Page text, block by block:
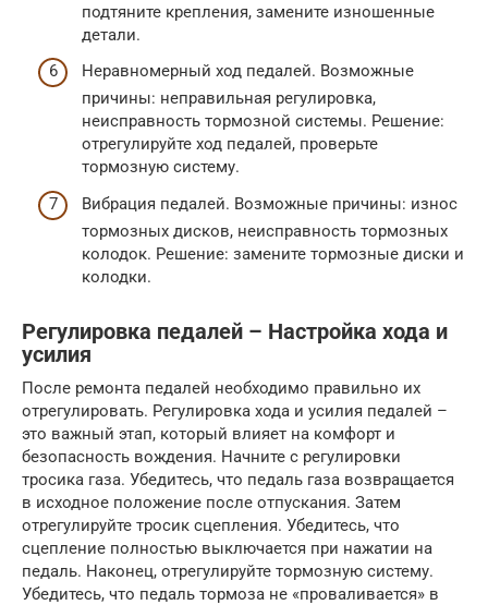
подтяните крепления, замените изношенные
детали.
Неравномерный ход педалей. Возможные
причины: неправильная регулировка,
неисправность тормозной системы. Решение:
отрегулируйте ход педалей, проверьте
тормозную систему.
Вибрация педалей. Возможные причины: износ
тормозных дисков, неисправность тормозных
колодок. Решение: замените тормозные диски и
колодки.
Регулировка педалей – Настройка хода и
усилия
После ремонта педалей необходимо правильно их
отрегулировать. Регулировка хода и усилия педалей –
это важный этап, который влияет на комфорт и
безопасность вождения. Начните с регулировки
тросика газа. Убедитесь, что педаль газа возвращается
в исходное положение после отпускания. Затем
отрегулируйте тросик сцепления. Убедитесь, что
сцепление полностью выключается при нажатии на
педаль. Наконец, отрегулируйте тормозную систему.
Убедитесь, что педаль тормоза не «проваливается» в